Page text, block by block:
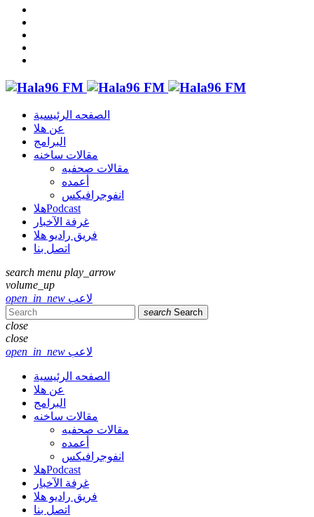
الصفحه الرئيسية
عن هلا
البرامج
مقالات ساخنه
مقالات صحفيه
أعمده
انفوجرافيكس
هلاPodcast
غرفة الآخبار
فريق راديو هلا
اتصل بنا
search menu play_arrow
volume_up
open_in_new لاعب
search Search
close
close
open_in_new لاعب
الصفحه الرئيسية
عن هلا
البرامج
مقالات ساخنه
مقالات صحفيه
أعمده
انفوجرافيكس
هلاPodcast
غرفة الآخبار
فريق راديو هلا
اتصل بنا